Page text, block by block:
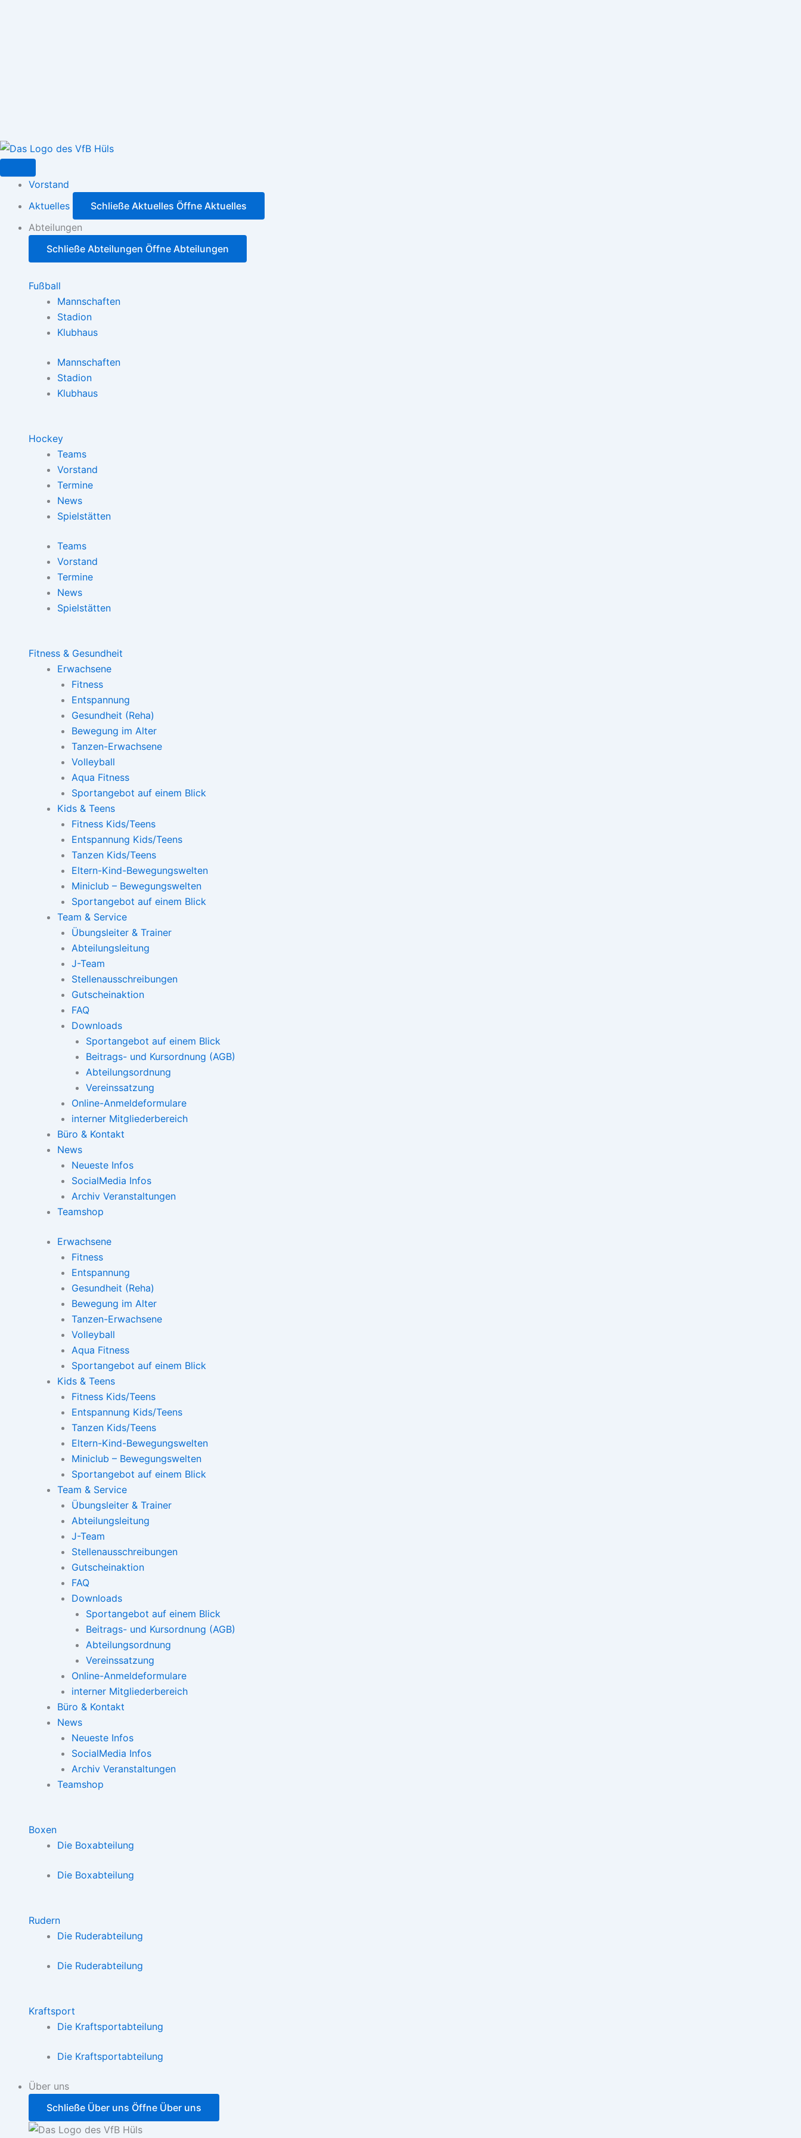
Vorstand
Aktuelles
Schließe Aktuelles Öffne Aktuelles
Abteilungen
Schließe Abteilungen Öffne Abteilungen
Fußball
Mannschaften
Stadion
Klubhaus
Mannschaften
Stadion
Klubhaus
Hockey
Teams
Vorstand
Termine
News
Spielstätten
Teams
Vorstand
Termine
News
Spielstätten
Fitness & Gesundheit
Erwachsene
Fitness
Entspannung
Gesundheit (Reha)
Bewegung im Alter
Tanzen-Erwachsene
Volleyball
Aqua Fitness
Sportangebot auf einem Blick
Kids & Teens
Fitness Kids/Teens
Entspannung Kids/Teens
Tanzen Kids/Teens
Eltern-Kind-Bewegungswelten
Miniclub – Bewegungswelten
Sportangebot auf einem Blick
Team & Service
Übungsleiter & Trainer
Abteilungsleitung
J-Team
Stellenausschreibungen
Gutscheinaktion
FAQ
Downloads
Sportangebot auf einem Blick
Beitrags- und Kursordnung (AGB)
Abteilungsordnung
Vereinssatzung
Online-Anmeldeformulare
interner Mitgliederbereich
Büro & Kontakt
News
Neueste Infos
SocialMedia Infos
Archiv Veranstaltungen
Teamshop
Erwachsene
Fitness
Entspannung
Gesundheit (Reha)
Bewegung im Alter
Tanzen-Erwachsene
Volleyball
Aqua Fitness
Sportangebot auf einem Blick
Kids & Teens
Fitness Kids/Teens
Entspannung Kids/Teens
Tanzen Kids/Teens
Eltern-Kind-Bewegungswelten
Miniclub – Bewegungswelten
Sportangebot auf einem Blick
Team & Service
Übungsleiter & Trainer
Abteilungsleitung
J-Team
Stellenausschreibungen
Gutscheinaktion
FAQ
Downloads
Sportangebot auf einem Blick
Beitrags- und Kursordnung (AGB)
Abteilungsordnung
Vereinssatzung
Online-Anmeldeformulare
interner Mitgliederbereich
Büro & Kontakt
News
Neueste Infos
SocialMedia Infos
Archiv Veranstaltungen
Teamshop
Boxen
Die Boxabteilung
Die Boxabteilung
Rudern
Die Ruderabteilung
Die Ruderabteilung
Kraftsport
Die Kraftsportabteilung
Die Kraftsportabteilung
Über uns
Schließe Über uns Öffne Über uns